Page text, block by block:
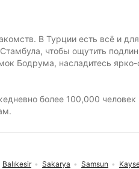
В Турции есть всё и
чтобы ощутить
Бодрума, насладитесь
более 100,000 человек
Balıkesir Sakarya Samsun